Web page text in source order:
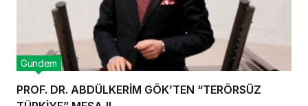
PROF. DR. ABDÜLKERİM GÖK’TEN “TERÖRSÜZ
Gündem